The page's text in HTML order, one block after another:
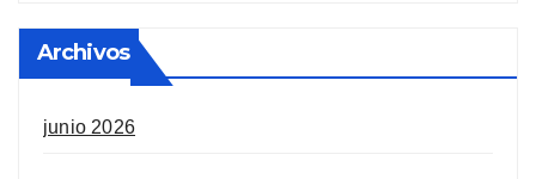
Archivos
junio 2026